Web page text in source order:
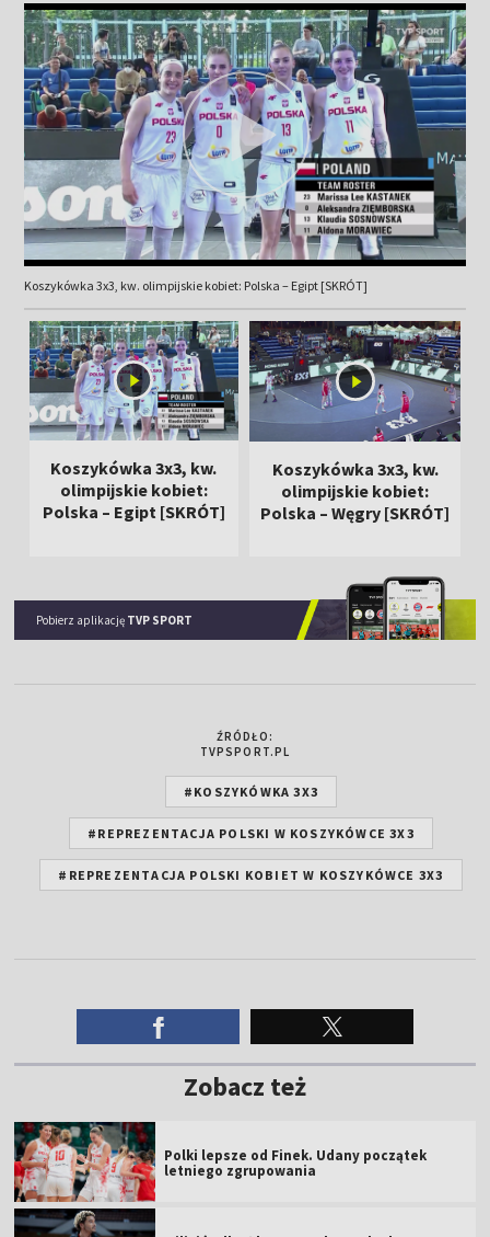
Koszykówka 3x3, kw. olimpijskie kobiet: Polska – Egipt [SKRÓT]
Koszykówka 3x3, kw.
olimpijskie kobiet:
Polska – Egipt [SKRÓT]
Koszykówka 3x3, kw.
olimpijskie kobiet:
Polska – Węgry [SKRÓT]
Pobierz aplikację TVP SPORT
ŹRÓDŁO:
TVPSPORT.PL
#KOSZYKÓWKA 3X3
#REPREZENTACJA POLSKI W KOSZYKÓWCE 3X3
#REPREZENTACJA POLSKI KOBIET W KOSZYKÓWCE 3X3
Zobacz też
Polki lepsze od Finek. Udany początek
letniego zgrupowania